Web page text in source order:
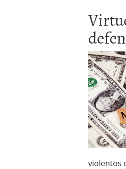
violentos